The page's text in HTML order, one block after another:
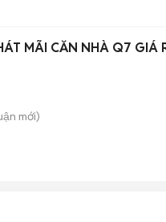
MÃI CĂN NHÀ Q7 GIÁ
mới)